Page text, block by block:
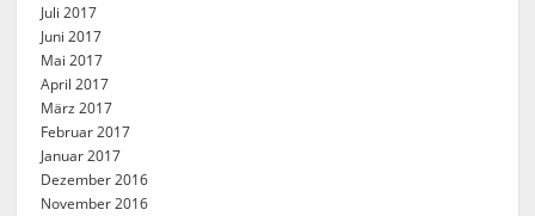
Juli 2017
Juni 2017
Mai 2017
April 2017
März 2017
Februar 2017
Januar 2017
Dezember 2016
November 2016